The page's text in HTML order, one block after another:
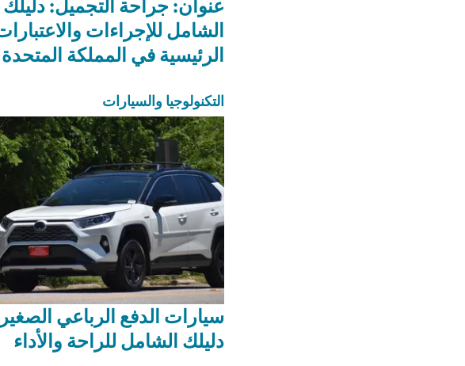
عنوان: جراحة التجميل: دليلك
الشامل للإجراءات
الرئيسية في المملكة المتحدة
التكنولوجيا والسيارات
سيارات الدفع الرباعي
دليلك الشامل للراحة والأداء